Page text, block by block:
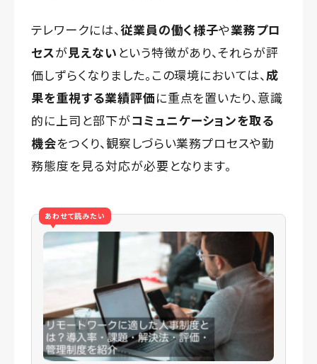
テレワークには、従業員の働く様子や業務プロ
セスが見えない という特徴があり、それらが評
価しずらくなりました。この環境においては、成
果を重視する業績評価に重点を置いたり、意識
的に上司と部下がコミュニケーションを取る
機会をつくり、観察しづらい業務プロセスや勤
務態度を見る対応が必要となります。
あわせて読みたい